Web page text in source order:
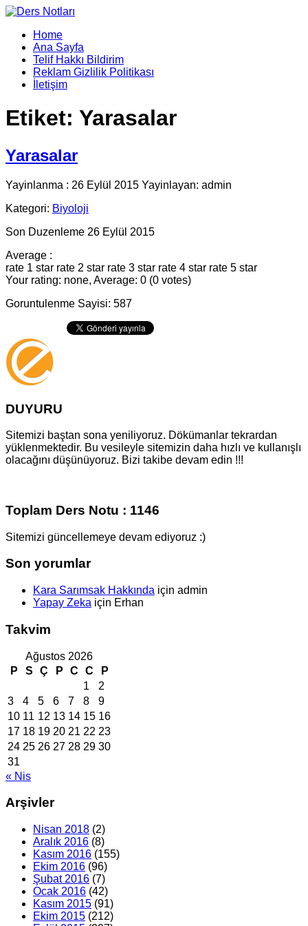
Home
Ana Sayfa
Telif Hakkı Bildirim
Reklam Gizlilik Politikası
İletişim
Etiket: Yarasalar
Yarasalar
Yayinlanma : 26 Eylül 2015 Yayinlayan: admin
Kategori: Biyoloji
Son Duzenleme 26 Eylül 2015
Average :
rate 1 star rate 2 star rate 3 star rate 4 star rate 5 star
Your rating: none, Average: 0 (0 votes)
Goruntulenme Sayisi: 587
DUYURU
Sitemizi baştan sona yeniliyoruz. Dökümanlar tekrardan
yüklenmektedir. Bu vesileyle sitemizin daha hızlı ve kullanışlı
olacağını düşünüyoruz. Bizi takibe devam edin !!!
Toplam Ders Notu : 1146
Sitemizi güncellemeye devam ediyoruz :)
Son yorumlar
Kara Sarımsak Hakkında için admin
Yapay Zeka için Erhan
Takvim
Ağustos 2026
P
S Ç P C C
P
1
2
3
4 5 6 7 8
9
10 11 12 13 14 15 16
17 18 19 20 21 22 23
24 25 26 27 28 29 30
31
« Nis
Arşivler
Nisan 2018 (2)
Aralık 2016 (8)
Kasım 2016 (155)
Ekim 2016 (96)
Şubat 2016 (7)
Ocak 2016 (42)
Kasım 2015 (91)
Ekim 2015 (212)